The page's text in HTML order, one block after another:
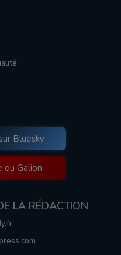
Bluesky
du Galion
LA RÉDACTION